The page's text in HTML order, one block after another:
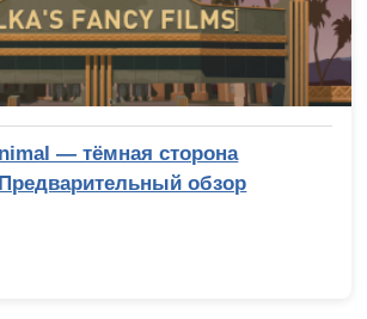
— тёмная сторона
обзор